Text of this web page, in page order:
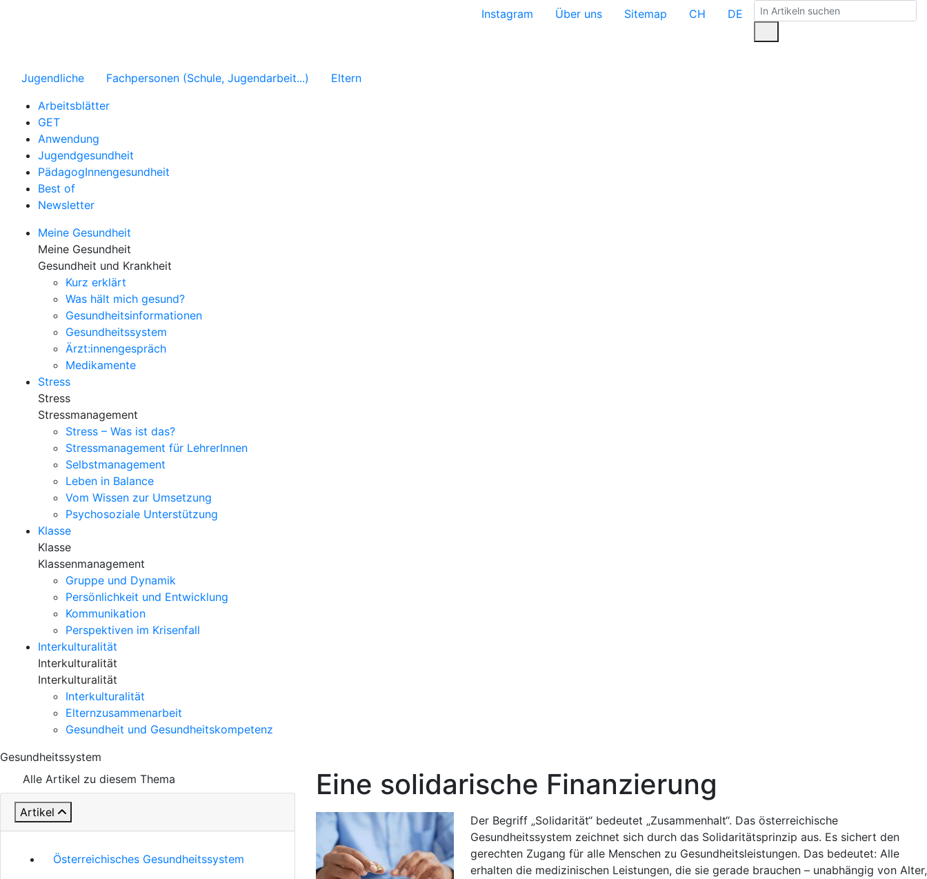
Instagram Über uns Sitemap CH DE
Jugendliche Fachpersonen (Schule, Jugendarbeit...)
Eltern
Arbeitsblätter
GET
Anwendung
Jugendgesundheit
PädagogInnengesundheit
Best of
Newsletter
Meine Gesundheit
Meine Gesundheit
Gesundheit und Krankheit
Kurz erklärt
Was hält mich gesund?
Gesundheitsinformationen
Gesundheitssystem
Ärzt:innengespräch
Medikamente
Stress
Stress
Stressmanagement
Stress – Was ist das?
Stressmanagement für LehrerInnen
Selbstmanagement
Leben in Balance
Vom Wissen zur Umsetzung
Psychosoziale Unterstützung
Klasse
Klasse
Klassenmanagement
Gruppe und Dynamik
Persönlichkeit und Entwicklung
Kommunikation
Perspektiven im Krisenfall
Interkulturalität
Interkulturalität
Interkulturalität
Interkulturalität
Elternzusammenarbeit
Gesundheit und Gesundheitskompetenz
Gesundheitssystem
Alle Artikel zu diesem Thema
Artikel
Österreichisches Gesundheitssystem
Eine solidarische Finanzierung
Der Begriff „Solidarität“ bedeutet „Zusammenhalt“. Das österreichische
Gesundheitssystem zeichnet sich durch das Solidaritätsprinzip aus. Es sichert den
gerechten Zugang für alle Menschen zu Gesundheitsleistungen. Das bedeutet: Alle
erhalten die medizinischen Leistungen, die sie gerade brauchen – unabhängig von Alter,